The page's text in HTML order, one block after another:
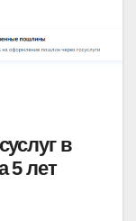
в
5 лет